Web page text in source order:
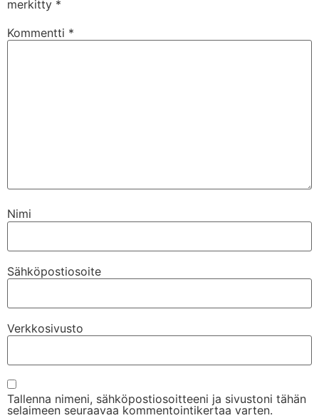
merkitty *
Kommentti *
Nimi
Sähköpostiosoite
Verkkosivusto
Tallenna nimeni, sähköpostiosoitteeni ja sivustoni tähän
selaimeen seuraavaa kommentointikertaa varten.